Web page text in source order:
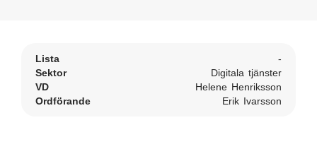
Lista
-
Sektor
Digitala tjänster
VD
Helene Henriksson
Ordförande
Erik Ivarsson